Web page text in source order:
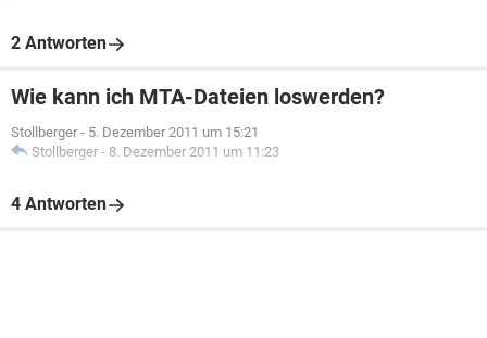
2 Antworten
Wie kann ich MTA-Dateien loswerden?
Stollberger - 5. Dezember 2011 um 15:21
Stollberger - 8. Dezember 2011 um 11:23
4 Antworten